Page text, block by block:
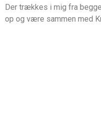
Der trækkes i mig fra
op og være sammen med